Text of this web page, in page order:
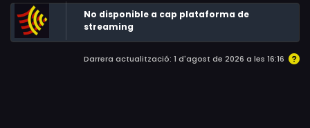
arribar al remot i solitari castell del Baró Von Leppe
(Boris Karloff), un lloc que amaga un terrible misteri.
No disponible a cap plataforma de
streaming
Darrera actualització: 1 d'agost de 2026 a les 16:16